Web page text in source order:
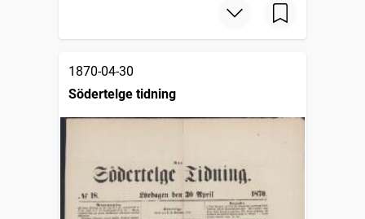
1870-04-30
Södertelge tidning